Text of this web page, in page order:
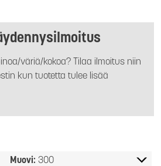
väriä/kokoa? Tilaa ilmoitus niin
kun tuotetta tulee lisää
Muovi: 300